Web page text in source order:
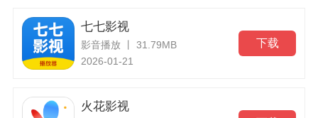
七七影视
影音播放 丨 31.79MB
2026-01-21
下载
火花影视